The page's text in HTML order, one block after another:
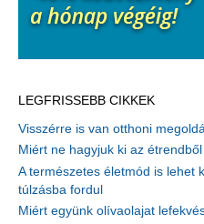
LEGFRISSEBB CIKKEK
Visszérre is van otthoni
Miért ne hagyjuk ki az
A természetes életmód is lehet
túlzásba fordul
Miért együnk olívaolajat